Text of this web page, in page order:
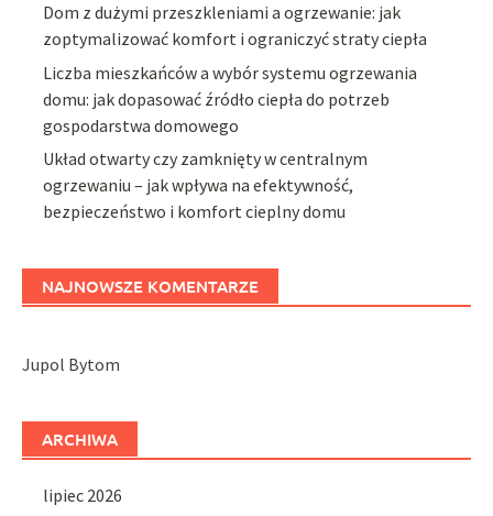
Dom z dużymi przeszkleniami a ogrzewanie: jak
zoptymalizować komfort i ograniczyć straty ciepła
Liczba mieszkańców a wybór systemu ogrzewania
domu: jak dopasować źródło ciepła do potrzeb
gospodarstwa domowego
Układ otwarty czy zamknięty w centralnym
ogrzewaniu – jak wpływa na efektywność,
bezpieczeństwo i komfort cieplny domu
NAJNOWSZE KOMENTARZE
Jupol Bytom
ARCHIWA
lipiec 2026